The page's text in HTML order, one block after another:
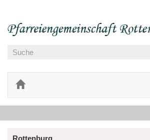
Rottenburg